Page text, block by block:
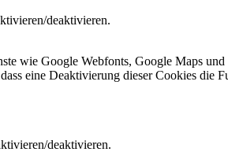
deaktivieren.
wie Google Webfonts, Google Maps
eine Deaktivierung dieser Cookies die
deaktivieren.